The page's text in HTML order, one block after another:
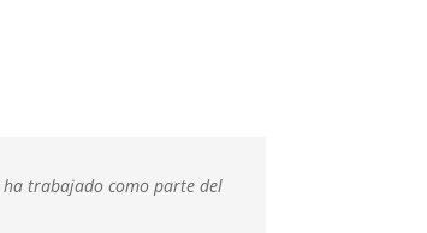
ha trabajado como parte del